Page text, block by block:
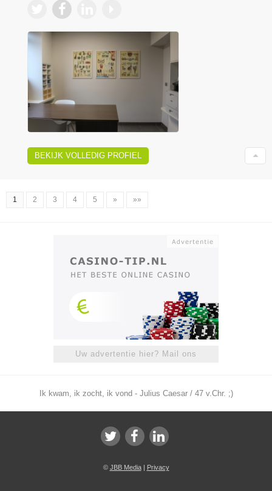
BEKIJK VOLLEDIG PROFIEL
1 2 3 4 5 » »»
Uw advertentie hier? Mail ons
Ik kwam, ik zocht, ik vond - Julius Caesar / 47 v.Chr. ;)
© JBB Media| Privacy